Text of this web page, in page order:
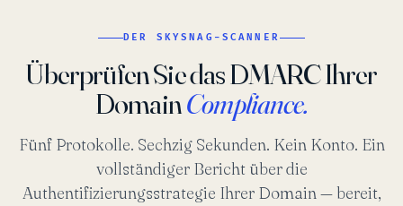
DER SKYSNAG-SCANNER
Überprüfen Sie das DMARC Ihrer
DomainCompliance.
Fünf Protokolle. Sechzig Sekunden. Kein Konto. Ein
vollständiger Bericht über die
Authentifizierungsstrategie Ihrer Domain — bereit,